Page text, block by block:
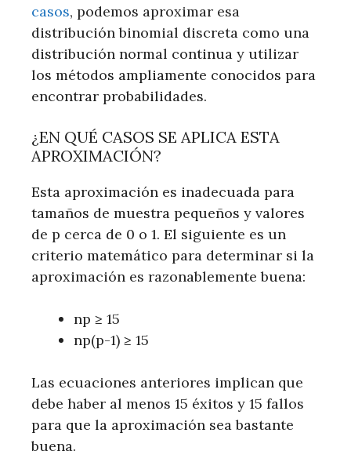
casos, podemos aproximar esa
distribución binomial discreta como una
distribución normal continua y utilizar
los métodos ampliamente conocidos para
encontrar probabilidades.
¿EN QUÉ CASOS SE APLICA ESTA
APROXIMACIÓN?
Esta aproximación es inadecuada para
tamaños de muestra pequeños y valores
de p cerca de 0 o 1. El siguiente es un
criterio matemático para determinar si la
aproximación es razonablemente buena:
np ≥ 15
np(p-1) ≥ 15
Las ecuaciones anteriores implican que
debe haber al menos 15 éxitos y 15 fallos
para que la aproximación sea bastante
buena.